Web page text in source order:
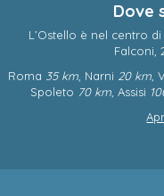
Dove
L’Ostello è nel centro di
Falconi,
Roma 35 km, Narni 20 km,
Spoleto 70 km, Assisi